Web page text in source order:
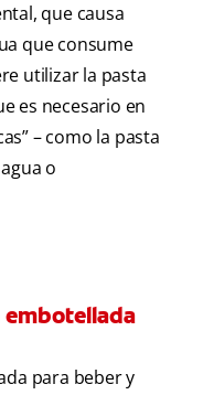
que causa
que consume
utilizar la pasta
es necesario en
– como la pasta
o
embotellada
para beber y